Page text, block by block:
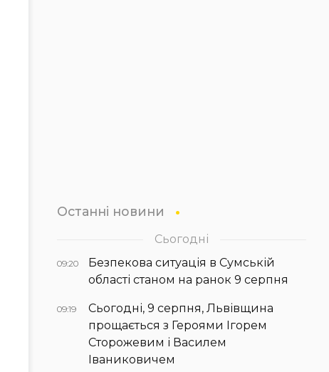
Останні новини
Сьогодні
09:20
Безпекова ситуація в Сумській
області станом на ранок 9 серпня
09:19
Сьогодні, 9 серпня, Львівщина
прощається з Героями Ігорем
Сторожевим і Василем
Іваниковичем